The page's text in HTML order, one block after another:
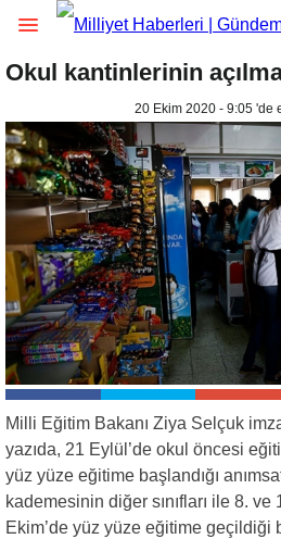
Okul kantinlerinin
20 Ekim 2020 - 9:05 'de
Milli Eğitim Bakanı Ziya Selçuk
yazıda, 21 Eylül’de okul öncesi
yüz yüze eğitime başlandığı
kademesinin diğer sınıfları ile 8. ve
Ekim’de yüz yüze eğitime geçildiği